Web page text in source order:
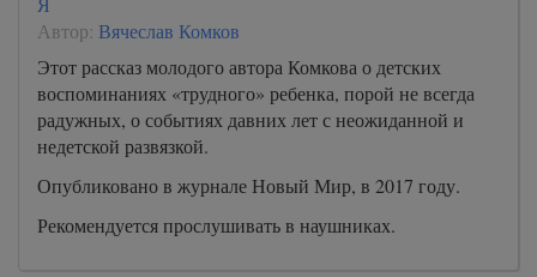
Автор: Вячеслав Комков
Этот рассказ молодого автора Комкова о детских
воспоминаниях «трудного» ребенка, порой не всегда
радужных, о событиях давних лет с неожиданной и
недетской развязкой.
Опубликовано в журнале Новый Мир, в 2017 году.
Рекомендуется прослушивать в наушниках.